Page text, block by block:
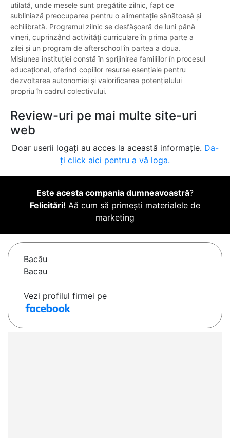
utilată, unde mesele sunt pregătite zilnic, fapt ce
subliniază preocuparea pentru o alimentație sănătoasă și
echilibrată. Programul zilnic se desfășoară de luni până
vineri, cuprinzând activități curriculare în prima parte a
zilei și un program de afterschool în partea a doua.
Misiunea instituției constă în sprijinirea familiilor în procesul
educațional, oferind copiilor resurse esențiale pentru
dezvoltarea autonomiei și valorificarea potențialului
propriu în cadrul colectivului.
Review-uri pe mai multe site-uri
web
Doar userii logați au acces la această informație. Da-
ți click aici pentru a vă loga.
Este acesta compania dumneavoastră?
Felicitări! Aă cum să primești materialele de
marketing
Bacău
Bacau
Vezi profilul firmei pe